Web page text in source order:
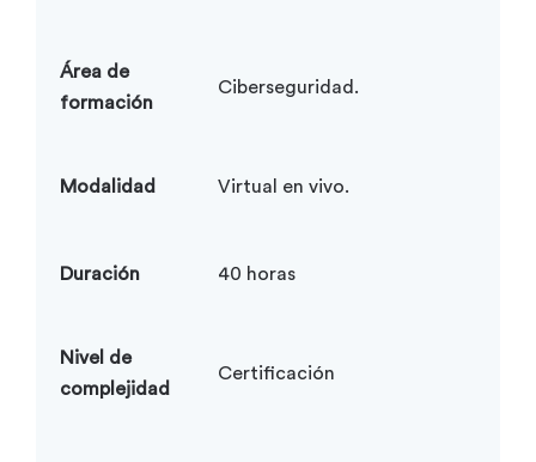
Área de
formación
Ciberseguridad.
Modalidad Virtual en vivo.
Duración 40 horas
Nivel de
complejidad
Certificación